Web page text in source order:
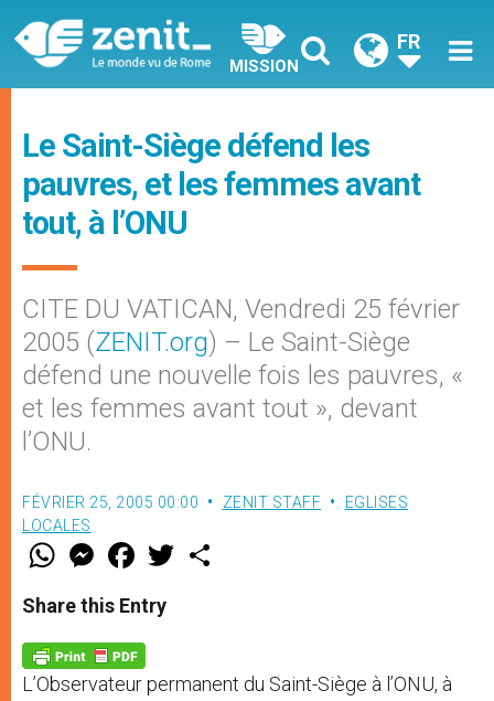
MISSION
FR
Le Saint-Siège défend les
pauvres, et les femmes avant
tout, à l’ONU
CITE DU VATICAN, Vendredi 25 février
2005 (ZENIT.org) – Le Saint-Siège
défend une nouvelle fois les pauvres, «
et les femmes avant tout », devant
l’ONU.
FÉVRIER 25, 2005 00:00 ZENIT STAFF
EGLISES
LOCALES
W
t
s
p
p
M
e
s
e
g
e
r
F
a
e
b
o
k
w
Share this Entry
L’Observateur permanent du Saint-Siège à l’ONU, à